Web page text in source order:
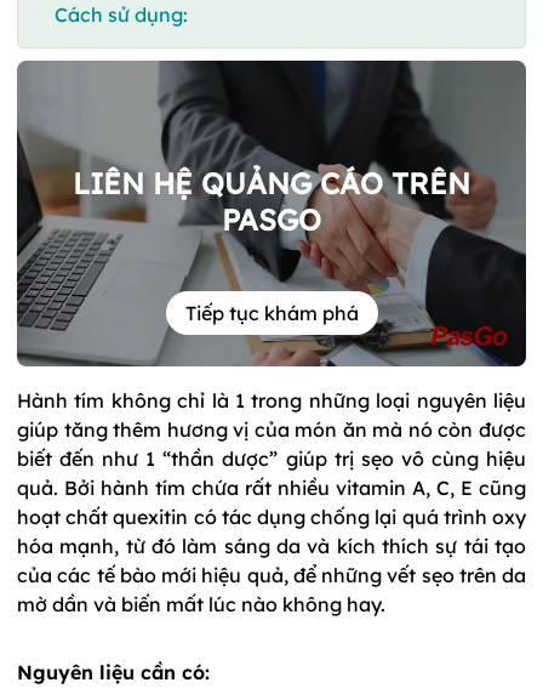
Cách sử dụng:
LIÊN HỆ QUẢNG CÁO TRÊN
PASGO
Tiếp tục khám phá
Hành tím không chỉ là 1 trong những loại nguyên liệu
giúp tăng thêm hương vị của món ăn mà nó còn được
biết đến như 1 “thần dược” giúp trị sẹo vô cùng hiệu
quả. Bởi hành tím chứa rất nhiều vitamin A, C, E cũng
hoạt chất quexitin có tác dụng chống lại quá trình oxy
hóa mạnh, từ đó làm sáng da và kích thích sự tái tạo
của các tế bào mới hiệu quả, để những vết sẹo trên da
mờ dần và biến mất lúc nào không hay.
Nguyên liệu cần có: